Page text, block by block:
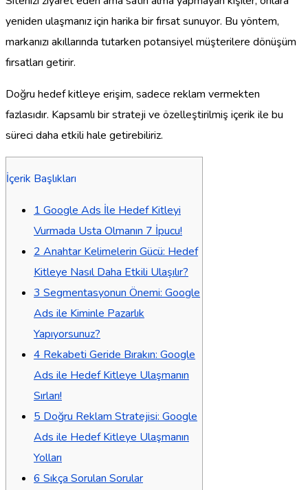
yeniden ulaşmanız için harika bir fırsat sunuyor. Bu yöntem,
markanızı akıllarında tutarken potansiyel müşterilere dönüşüm
fırsatları getirir.
Doğru hedef kitleye erişim, sadece reklam vermekten
fazlasıdır. Kapsamlı bir strateji ve özelleştirilmiş içerik ile bu
süreci daha etkili hale getirebiliriz.
İçerik Başlıkları
1 Google Ads İle Hedef Kitleyi
Vurmada Usta Olmanın 7 İpucu!
2 Anahtar Kelimelerin Gücü: Hedef
Kitleye Nasıl Daha Etkili Ulaşılır?
3 Segmentasyonun Önemi: Google
Ads ile Kiminle Pazarlık
Yapıyorsunuz?
4 Rekabeti Geride Bırakın: Google
Ads ile Hedef Kitleye Ulaşmanın
Sırları!
5 Doğru Reklam Stratejisi: Google
Ads ile Hedef Kitleye Ulaşmanın
Yolları
6 Sıkça Sorulan Sorular